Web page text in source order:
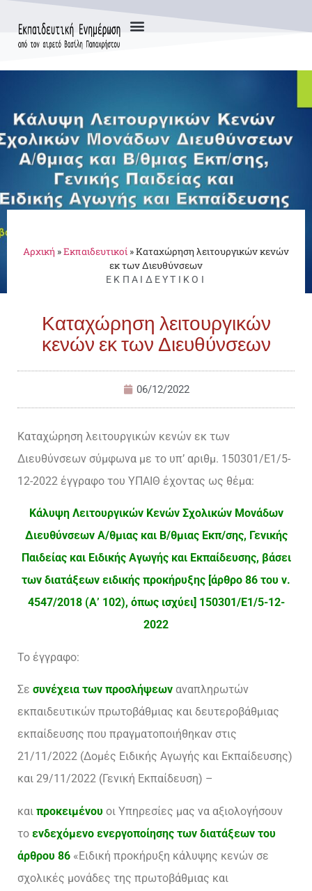
Αρχική »Εκπαιδευτικοί »Καταχώρηση λειτουργικών κενών
εκ των Διευθύνσεων
ΕΚΠΑΙΔΕΥΤΙΚΟΊ
Καταχώρηση λειτουργικών
κενών εκ των Διευθύνσεων
06/12/2022
Καταχώρηση λειτουργικών κενών εκ των
Διευθύνσεων σύμφωνα με το υπ’ αριθμ. 150301/Ε1/5-
12-2022 έγγραφο του ΥΠΑΙΘ έχοντας ως θέμα:
Κάλυψη Λειτουργικών Κενών Σχολικών Μονάδων
Διευθύνσεων Α/θμιας και Β/θμιας Εκπ/σης, Γενικής
Παιδείας και Ειδικής Αγωγής και Εκπαίδευσης, βάσει
των διατάξεων ειδικής προκήρυξης [άρθρο 86 του ν.
4547/2018 (Α’ 102), όπως ισχύει] 150301/Ε1/5-12-
2022
Το έγγραφο:
Σε συνέχεια των προσλήψεων αναπληρωτών
εκπαιδευτικών πρωτοβάθμιας και δευτεροβάθμιας
εκπαίδευσης που πραγματοποιήθηκαν στις
21/11/2022 (Δομές Ειδικής Αγωγής και Εκπαίδευσης)
και 29/11/2022 (Γενική Εκπαίδευση) –
και προκειμένου οι Υπηρεσίες μας να αξιολογήσουν
το ενδεχόμενο ενεργοποίησης των διατάξεων του
άρθρου 86 «Ειδική προκήρυξη κάλυψης κενών σε
σχολικές μονάδες της πρωτοβάθμιας και